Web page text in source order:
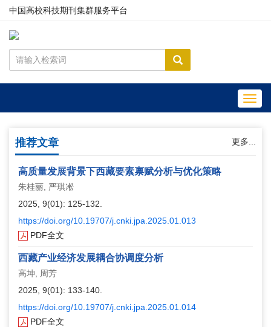
中国高校科技期刊集群服务平台
推荐文章 更多...
高质量发展背景下西藏要素禀赋分析与优化策略
朱桂丽, 严琪凇
2025, 9(01): 125-132.
https://doi.org/10.19707/j.cnki.jpa.2025.01.013
PDF全文
西藏产业经济发展耦合协调度分析
高坤, 周芳
2025, 9(01): 133-140.
https://doi.org/10.19707/j.cnki.jpa.2025.01.014
PDF全文